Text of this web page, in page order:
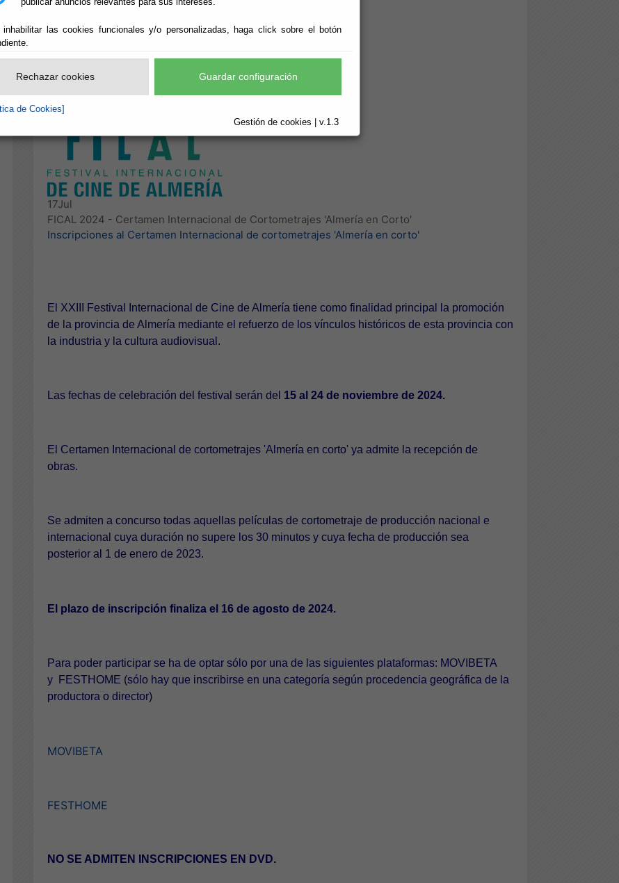
inhabilitar las cookies funcionales y/o personalizadas, haga click sobre el botón
Rechazar cookies Guardar configuración
de Cookies]
Gestión de cookies | v.1.3
17Jul
FICAL 2024 - Certamen Internacional de Cortometrajes 'Almería en Corto'
Inscripciones al Certamen Internacional de cortometrajes 'Almería en corto'
El XXIII Festival Internacional de Cine de Almería tiene como finalidad principal la promoción
de la provincia de Almería mediante el refuerzo de los vínculos históricos de esta provincia con
la industria y la cultura audiovisual.
Las fechas de celebración del festival serán del 15 al 24 de noviembre de 2024.
El Certamen Internacional de cortometrajes 'Almería en corto' ya admite la recepción de
obras.
Se admiten a concurso todas aquellas películas de cortometraje de producción nacional e
internacional cuya duración no supere los 30 minutos y cuya fecha de producción sea
posterior al 1 de enero de 2023.
El plazo de inscripción finaliza el 16 de agosto de 2024.
Para poder participar se ha de optar sólo por una de las siguientes plataformas: MOVIBETA
y FESTHOME (sólo hay que inscribirse en una categoría según procedencia geográfica de la
productora o director)
MOVIBETA
FESTHOME
NO SE ADMITEN INSCRIPCIONES EN DVD.